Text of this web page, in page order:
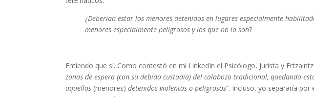
¿Deberían estar los menores detenidos en lugares especialmente
menores especialmente peligrosos y los que no lo son?
Entiendo que sí. Como contestó en mi LinkedIn el Psicólogo, Jurista y
zonas de espera (con su debida custodia) del calabozo tradicional, quedando
aquellos (menores)detenidos violentos o peligrosos”. Incluso, yo separaría por